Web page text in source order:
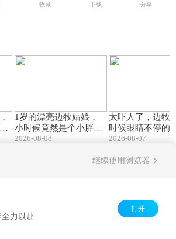
收藏 下载 分享
1岁的漂亮边牧姑娘，
小时候竟然是个小胖墩
~你的小狗童年什么样
享小美女“尼莫”1岁生日
2026-08-08
太吓人了，边牧
时候眼睛不停的
子还跟着动，大
徐女士分享睡觉
2026-08-07
继续使用浏览器
力以赴
打开